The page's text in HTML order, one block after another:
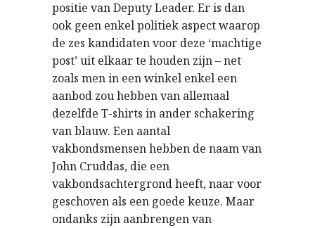
positie van Deputy Leader. Er is dan
ook geen enkel politiek aspect waarop
de zes kandidaten voor deze ‘machtige
post’ uit elkaar te houden zijn – net
zoals men in een winkel enkel een
aanbod zou hebben van allemaal
dezelfde T-shirts in ander schakering
van blauw. Een aantal
vakbondsmensen hebben de naam van
John Cruddas, die een
vakbondsachtergrond heeft, naar voor
geschoven als een goede keuze. Maar
ondanks zijn aanbrengen van